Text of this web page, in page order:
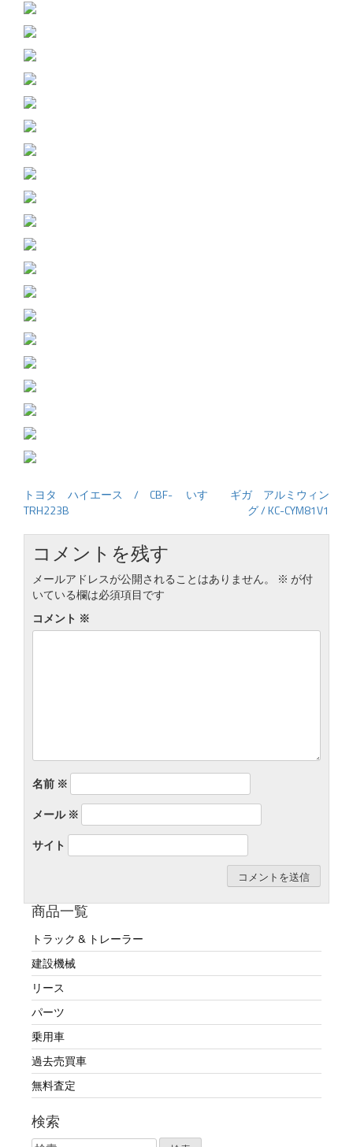
投
稿
ナ
ビ
ゲ
ー
シ
トヨタ ハイエース / CBF-
TRH223B
いすゞ ギガ アルミウィン
グ / KC-CYM81V1
コメントを残す
メールアドレスが公開されることはありません。 ※ が付
いている欄は必須項目です
コメント ※
名前 ※
メール※
サイト
商品一覧
トラック & トレーラー
建設機械
リース
パーツ
乗用車
過去売買車
無料査定
検索